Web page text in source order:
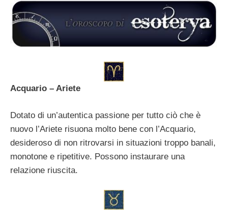
Acquario – Ariete
Dotato di un’autentica passione per tutto ciò che è
nuovo l’Ariete risuona molto bene con l’Acquario,
desideroso di non ritrovarsi in situazioni troppo banali,
monotone e ripetitive. Possono instaurare una
relazione riuscita.